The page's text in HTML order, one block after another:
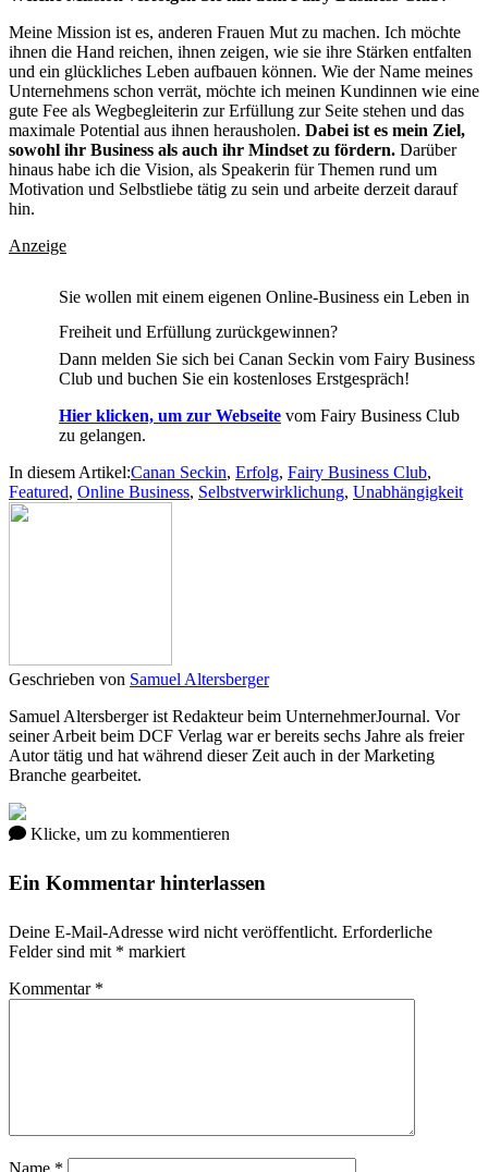
Meine Mission ist es, anderen Frauen Mut zu machen. Ich möchte
ihnen die Hand reichen, ihnen zeigen, wie sie ihre Stärken entfalten
und ein glückliches Leben aufbauen können. Wie der Name meines
Unternehmens schon verrät, möchte ich meinen Kundinnen wie eine
gute Fee als Wegbegleiterin zur Erfüllung zur Seite stehen und das
maximale Potential aus ihnen herausholen. Dabei ist es mein Ziel,
sowohl ihr Business als auch ihr Mindset zu fördern. Darüber
hinaus habe ich die Vision, als Speakerin für Themen rund um
Motivation und Selbstliebe tätig zu sein und arbeite derzeit darauf
hin.
Anzeige
Sie wollen mit einem eigenen Online-Business ein Leben in
Freiheit und Erfüllung zurückgewinnen?
Dann melden Sie sich bei Canan Seckin vom Fairy Business
Club und buchen Sie ein kostenloses Erstgespräch!
Hier klicken, um zur Webseite vom Fairy Business Club
zu gelangen.
In diesem Artikel:Canan Seckin, Erfolg, Fairy Business Club,
Featured, Online Business, Selbstverwirklichung, Unabhängigkeit
Geschrieben von Samuel Altersberger
Samuel Altersberger ist Redakteur beim UnternehmerJournal. Vor
seiner Arbeit beim DCF Verlag war er bereits sechs Jahre als freier
Autor tätig und hat während dieser Zeit auch in der Marketing
Branche gearbeitet.
Klicke, um zu kommentieren
Ein Kommentar hinterlassen
Deine E-Mail-Adresse wird nicht veröffentlicht. Erforderliche
Felder sind mit * markiert
Kommentar *